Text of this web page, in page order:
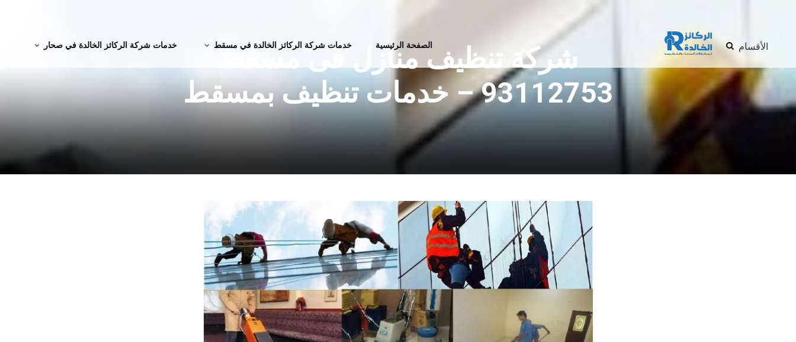
الأقسام الصفحة الرئيسية خدمات شركة الركائز الخالدة في مسقط خدمات شركة الركائز الخالدة في صحار
شركة تنظيف منازل فى مسقط
93112753 – خدمات تنظيف بمسقط